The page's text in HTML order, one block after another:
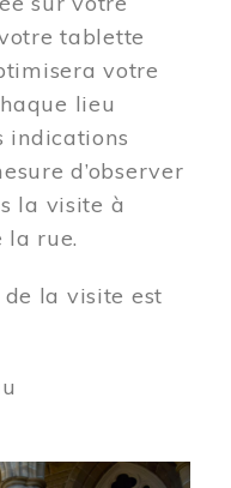
tablette
votre
lieu
indications
d’observer
la visite à
la rue.
la visite est